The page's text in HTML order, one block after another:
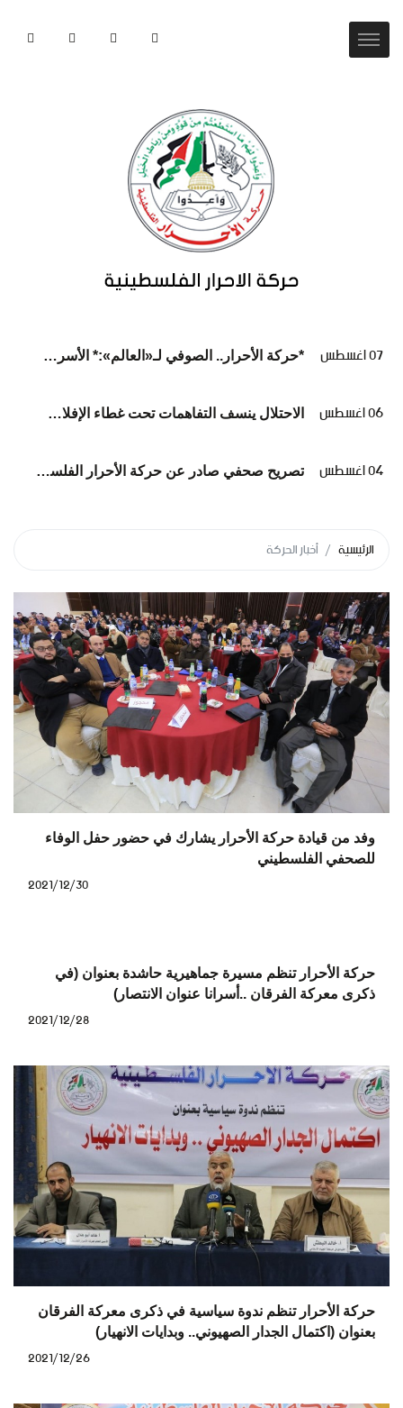
07 اغسطس *حركة الأحرار.. الصوفي لـ«العالم»:* الأسرى يواجهون كارثة إنسانية ممنهجة داخل سجون الاحتلال
06 اغسطس الاحتلال ينسف التفاهمات تحت غطاء الإفلات من العقاب... وعلى الوسطاء الانتقال من الإدانة إلى الإلزام*
04 اغسطس تصريح صحفي صادر عن حركة الأحرار الفلسطينية بشأن تشيع شهداء عائلة أبوشريعة والحساينة
الرئيسية أخبار الحركة
وفد من قيادة حركة الأحرار يشارك في حضور حفل الوفاء
للصحفي الفلسطيني
حركة الأحرار تنظم مسيرة جماهيرية حاشدة بعنوان (في
ذكرى معركة الفرقان ..أسرانا عنوان الانتصار)
حركة الأحرار تنظم ندوة سياسية في ذكرى معركة الفرقان
بعنوان (اكتمال الجدار الصهيوني.. وبدايات الانهيار)